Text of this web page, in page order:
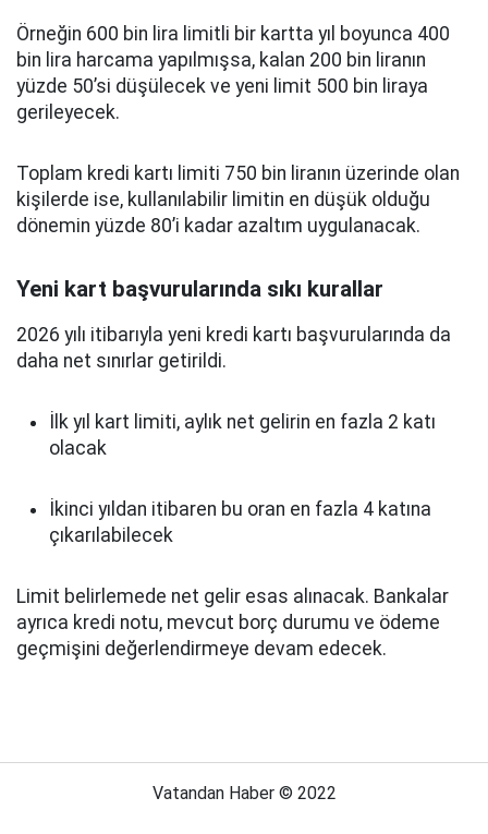
Örneğin 600 bin lira limitli bir kartta yıl boyunca 400
bin lira harcama yapılmışsa, kalan 200 bin liranın
yüzde 50’si düşülecek ve yeni limit 500 bin liraya
gerileyecek.
Toplam kredi kartı limiti 750 bin liranın üzerinde olan
kişilerde ise, kullanılabilir limitin en düşük olduğu
dönemin yüzde 80’i kadar azaltım uygulanacak.
Yeni kart başvurularında sıkı kurallar
2026 yılı itibarıyla yeni kredi kartı başvurularında da
daha net sınırlar getirildi.
İlk yıl kart limiti, aylık net gelirin en fazla 2 katı
olacak
İkinci yıldan itibaren bu oran en fazla 4 katına
çıkarılabilecek
Limit belirlemede net gelir esas alınacak. Bankalar
ayrıca kredi notu, mevcut borç durumu ve ödeme
geçmişini değerlendirmeye devam edecek.
Vatandan Haber © 2022